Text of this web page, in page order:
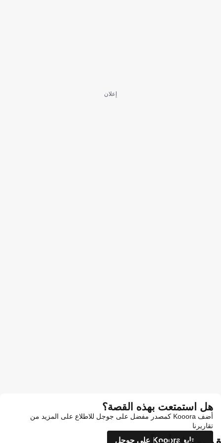
إعلان
هل استمتعت بهذه القصة؟
أضف Kooora كمصدر مفضل على جوجل للاطلاع على المزيد من
تقاريرنا
تابع Kooora على جوجل